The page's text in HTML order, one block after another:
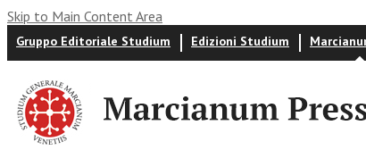
Skip to Main Content Area
Gruppo Editoriale Studium Edizioni Studium